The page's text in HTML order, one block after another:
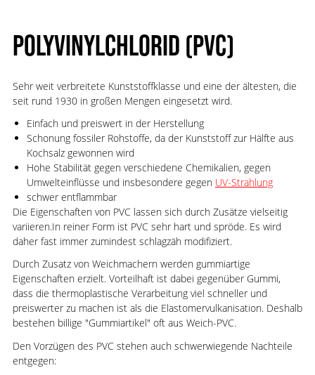
POLYVINYLCHLORID (PVC)
Sehr weit verbreitete Kunststoffklasse und eine der ältesten, die
seit rund 1930 in großen Mengen eingesetzt wird.
Einfach und preiswert in der Herstellung
Schonung fossiler Rohstoffe, da der Kunststoff zur Hälfte aus
Kochsalz gewonnen wird
Hohe Stabilität gegen verschiedene Chemikalien, gegen
Umwelteinflüsse und insbesondere gegen UV-Strahlung
schwer entflammbar
Die Eigenschaften von PVC lassen sich durch Zusätze vielseitig
variieren.In reiner Form ist PVC sehr hart und spröde. Es wird
daher fast immer zumindest schlagzäh modifiziert.
Durch Zusatz von Weichmachern werden gummiartige
Eigenschaften erzielt. Vorteilhaft ist dabei gegenüber Gummi,
dass die thermoplastische Verarbeitung viel schneller und
preiswerter zu machen ist als die Elastomervulkanisation. Deshalb
bestehen billige "Gummiartikel" oft aus Weich-PVC.
Den Vorzügen des PVC stehen auch schwerwiegende Nachteile
entgegen: